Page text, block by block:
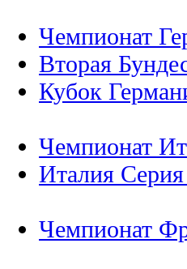
Чемпионат
Вторая
Кубок
Чемпионат
Италия
Чемпионат